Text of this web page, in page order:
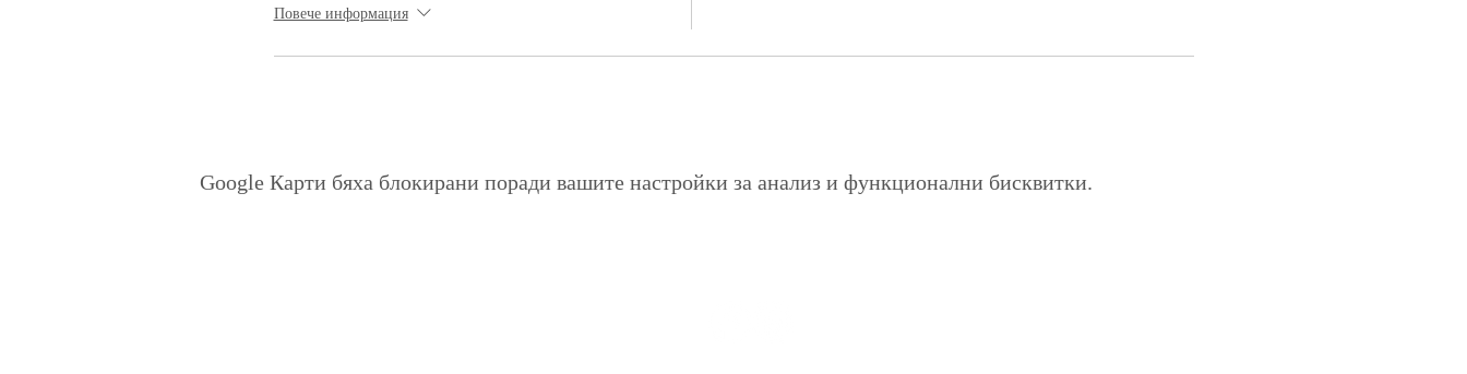
Повече информация
Google Карти бяха блокирани поради вашите настройки за анализ и функционални бисквитки.